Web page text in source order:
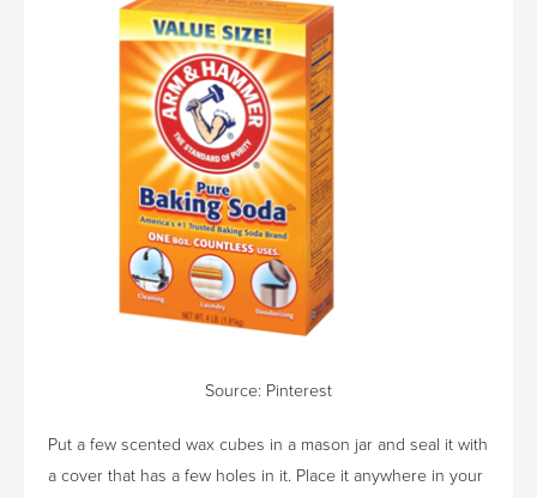
Source: Pinterest
Put a few scented wax cubes in a mason jar and seal it with
a cover that has a few holes in it. Place it anywhere in your